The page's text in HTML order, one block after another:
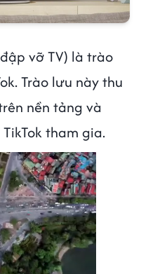
vỡ TV) là trào
Trào lưu này thu
nền tảng và
tham gia.